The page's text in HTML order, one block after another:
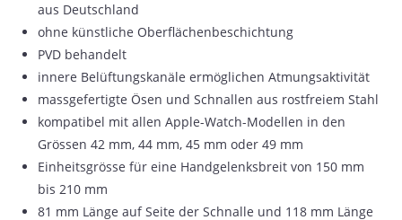
aus Deutschland
ohne künstliche Oberflächenbeschichtung
PVD behandelt
innere Belüftungskanäle ermöglichen Atmungsaktivität
massgefertigte Ösen und Schnallen aus rostfreiem Stahl
kompatibel mit allen Apple-Watch-Modellen in den
Grössen 42 mm, 44 mm, 45 mm oder 49 mm
Einheitsgrösse für eine Handgelenksbreit von 150 mm
bis 210 mm
81 mm Länge auf Seite der Schnalle und 118 mm Länge